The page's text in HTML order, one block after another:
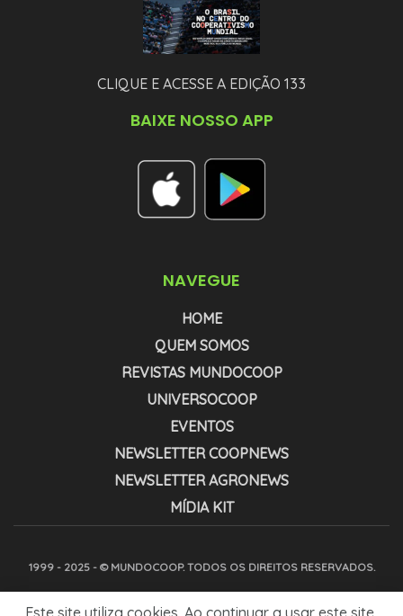
CLIQUE E ACESSE A EDIÇÃO 133
BAIXE NOSSO APP
NAVEGUE
HOME
QUEM SOMOS
REVISTAS MUNDOCOOP
UNIVERSOCOOP
EVENTOS
NEWSLETTER COOPNEWS
NEWSLETTER AGRONEWS
MÍDIA KIT
1999 - 2025 - © MUNDOCOOP. TODOS OS DIREITOS RESERVADOS.
Este site utiliza cookies. Ao continuar a usar este site,